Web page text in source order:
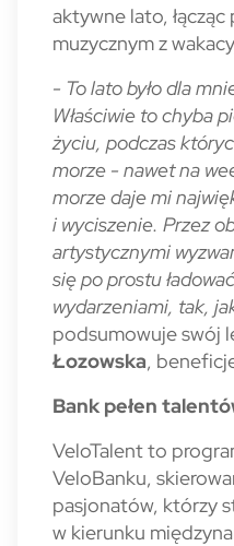
aktywne lato,
muzycznym z
- To lato było dla
Właściwie to chyba
życiu, podczas
morze - nawet na
morze daje mi
i wyciszenie. Przez
artystycznymi
się po prostu
wydarzeniami, tak,
podsumowuje swój
Łozowska,
Bank pełen
VeloTalent to
VeloBanku,
pasjonatów, którzy
w kierunku